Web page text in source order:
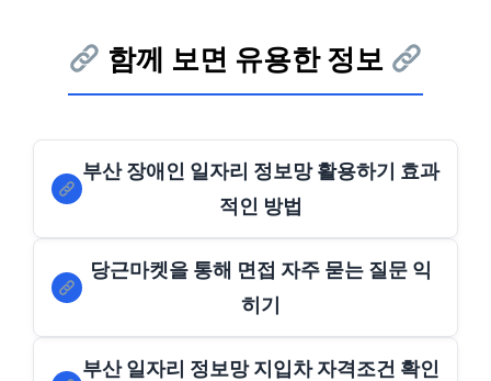
함께 보면 유용한 정보
부산 장애인 일자리 정보망 활용하기 효과
적인 방법
당근마켓을 통해 면접 자주 묻는 질문 익
히기
부산 일자리 정보망 지입차 자격조건 확인